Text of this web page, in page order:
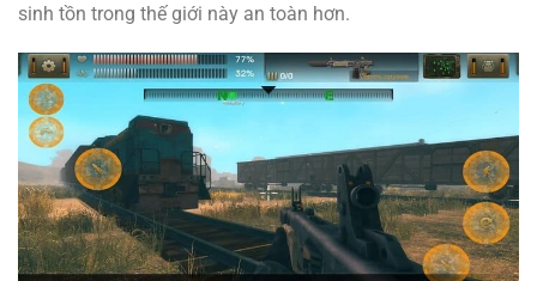
sinh tồn trong thế giới này an toàn hơn.